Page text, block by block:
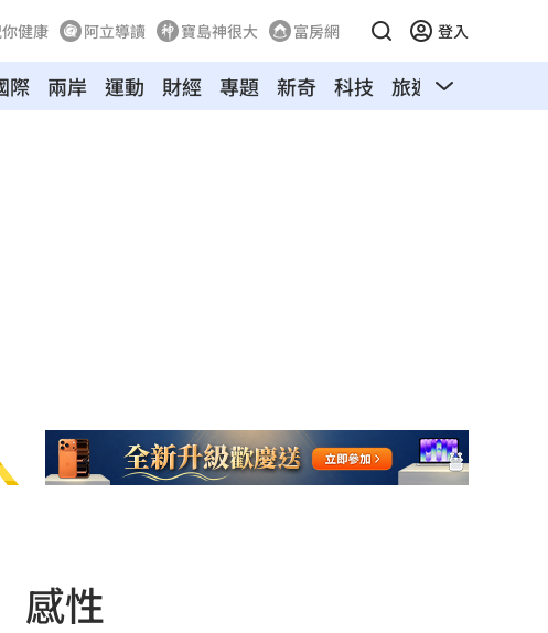
健康 阿立導讀 寶島神很大 富房網 登入
際 兩岸 運動 財經 專題 新奇 科技 旅遊 汽車
感性